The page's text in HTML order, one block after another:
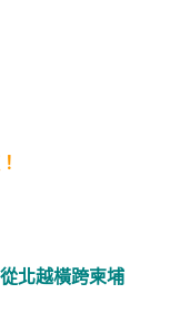
北越橫跨柬埔